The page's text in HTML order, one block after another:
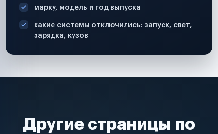
марку, модель и год выпуска
какие системы отключились: запуск, свет,
зарядка, кузов
Другие страницы по